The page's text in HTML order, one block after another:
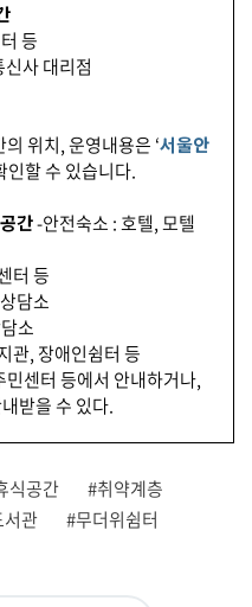
등
사 대리점
위치, 운영내용은 ‘서울안
인할 수 있습니다.
간-안전숙소 : 호텔, 모텔
터 등
담소
소
관, 장애인쉼터 등
센터 등에서 안내하거나,
받을 수 있다.
식공간
#취약계층
관
#무더위쉼터